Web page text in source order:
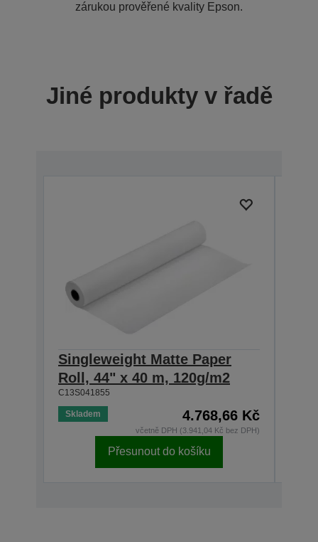
zárukou prověřené kvality Epson.
Jiné produkty v řadě
Singleweight Matte Paper
Roll, 44" x 40 m, 120g/m2
C13S041855
Skladem 4.768,66 Kč
včetně DPH (3.941,04 Kč bez DPH)
Přesunout do košíku